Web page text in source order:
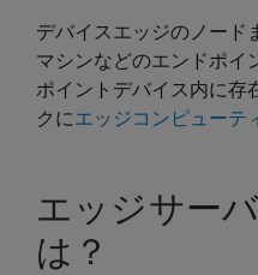
デバイスエッジのノード
マシンなどのエンドポイ
ポイントデバイス内に存
クにエッジコンピューテ
エッジサー
は？